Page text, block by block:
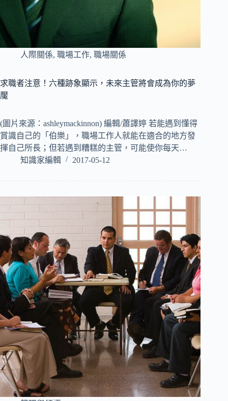
人際關係, 職場工作, 職場關係
求職者注意！六種跡象顯示，未來主管將會成為你的夢
魘
(圖片來源：ashleymackinnon) 編輯/蕭譯婷 若能遇到懂得
賞識自己的「伯樂」，職場工作人就能在適合的地方發
揮自己所長；但若遇到糟糕的主管，可能使你每天…
知識家編輯
2017-05-12